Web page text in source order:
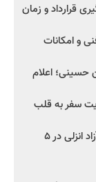
قرارداد و زمان
و امکانات
حسینی؛ اعلام
سفر به قلب
استاندار گیلان: تردد خودروهای پلاک منطقه آزاد انزلی در ۵